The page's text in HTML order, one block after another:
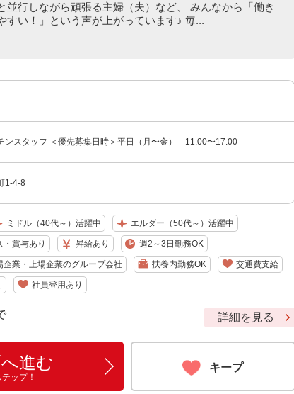
並行しながら頑張る主婦（夫）など、 みんなから「働き
すい！」という声が上がっています♪ 毎...
ンスタッフ ＜優先募集日時＞平日（月〜金） 11:00〜17:00
1-4-8
ミドル（40代～）活躍中 エルダー（50代～）活躍中
・賞与あり 昇給あり 週2～3日勤務OK
企業・上場企業のグループ会社 扶養内勤務OK 交通費支給
社員登用あり
詳細を見る
進む
ップ！
キープ